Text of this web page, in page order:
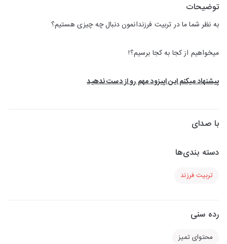
توضیحات
به نظر شما ما در تربیت فرزندانمون دنبال چه چیزی هستیم؟
میخواهیم از کجا به کجا برسیم؟!
پیشنهاد میکنم این اپیزود مهم رو از دست ندهید
با صدای
دسته بندی‌ها
تربیت فرزند
رده سنی
محتوای تمیز